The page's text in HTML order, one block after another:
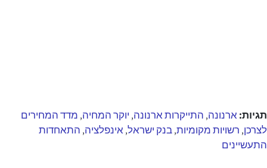
תגיות:ארנונה, התייקרות ארנונה, יוקר המחיה, מדד המחירים
לצרכן, רשויות מקומיות,בנק ישראל,אינפלציה, התאחדות
התעשיינים